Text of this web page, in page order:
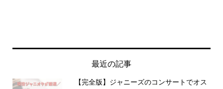
最近の記事
【完全版】ジャニーズのコンサートでオス